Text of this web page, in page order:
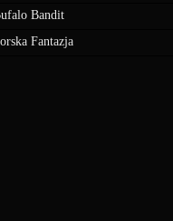
Bandit
Fantazja